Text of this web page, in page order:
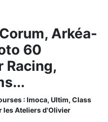
Arkéa-
60
Racing,
: Imoca, Ultim, Class
les Ateliers d'Olivier